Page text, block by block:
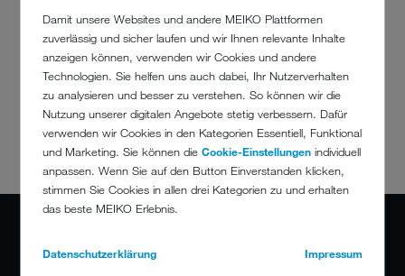
Damit unsere Websites und andere MEIKO Plattformen
zuverlässig und sicher laufen und wir Ihnen relevante Inhalte
anzeigen können, verwenden wir Cookies und andere
Technologien. Sie helfen uns auch dabei, Ihr Nutzerverhalten
zu analysieren und besser zu verstehen. So können wir die
Nutzung unserer digitalen Angebote stetig verbessern. Dafür
verwenden wir Cookies in den Kategorien Essentiell, Funktional
und Marketing. Sie können dieCookie-Einstellungen individuell
anpassen. Wenn Sie auf den Button Einverstanden klicken,
stimmen Sie Cookies in allen drei Kategorien zu und erhalten
das beste MEIKO Erlebnis.
Datenschutzerklärung Impressum
7. GERUCHSNEUTRAL LAGERN
Die Poren von Gläsern nehmen schnellGerüche aus der
Umgebung auf. Bewahren Sie Ihre Gläser deshalb an einem
geruchsneutralen Ort auf.
8. REGELMÄSSIG WARTEN LASSEN